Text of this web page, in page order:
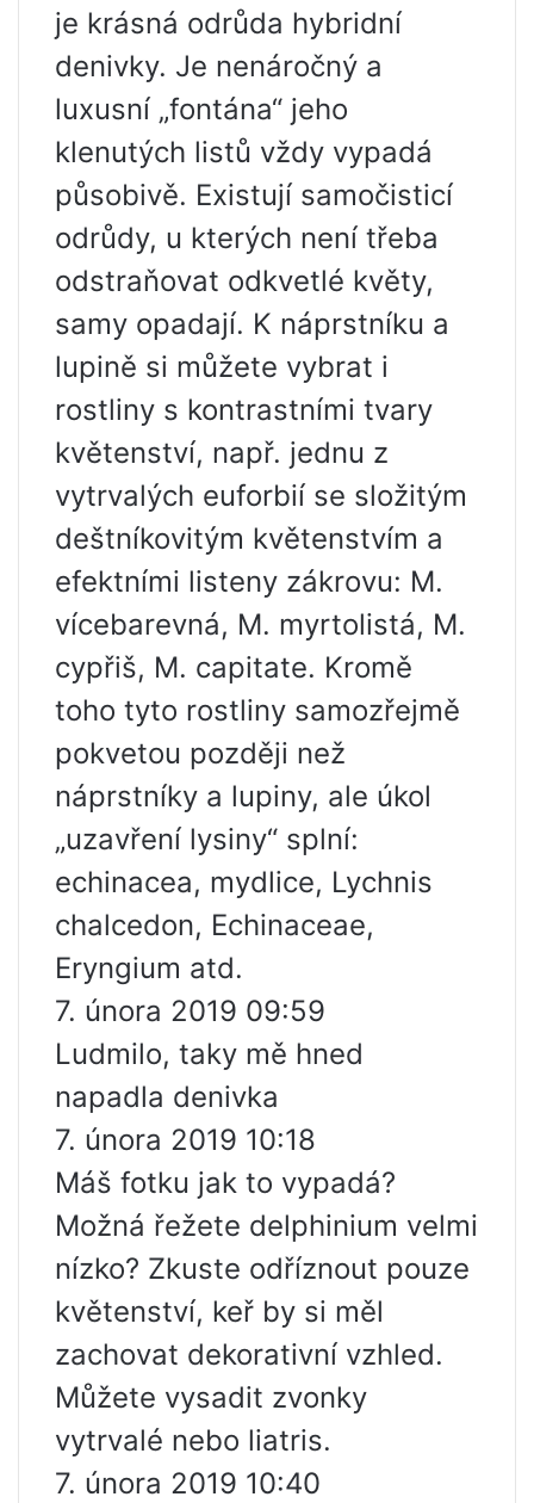
je krásná odrůda hybridní
denivky. Je nenáročný a
luxusní „fontána“ jeho
klenutých listů vždy vypadá
působivě. Existují samočisticí
odrůdy, u kterých není třeba
odstraňovat odkvetlé květy,
samy opadají. K náprstníku a
lupině si můžete vybrat i
rostliny s kontrastními tvary
květenství, např. jednu z
vytrvalých euforbií se složitým
deštníkovitým květenstvím a
efektními listeny zákrovu: M.
vícebarevná, M. myrtolistá, M.
cypřiš, M. capitate. Kromě
toho tyto rostliny samozřejmě
pokvetou později než
náprstníky a lupiny, ale úkol
„uzavření lysiny“ splní:
echinacea, mydlice, Lychnis
chalcedon, Echinaceae,
Eryngium atd.
7. února 2019 09:59
Ludmilo, taky mě hned
napadla denivka
7. února 2019 10:18
Máš fotku jak to vypadá?
Možná řežete delphinium velmi
nízko? Zkuste odříznout pouze
květenství, keř by si měl
zachovat dekorativní vzhled.
Můžete vysadit zvonky
vytrvalé nebo liatris.
7. února 2019 10:40